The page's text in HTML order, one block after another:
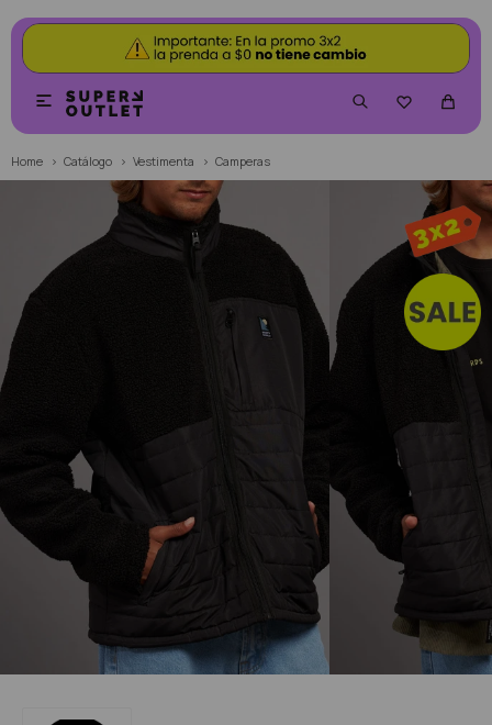


Home Catálogo Vestimenta Camperas